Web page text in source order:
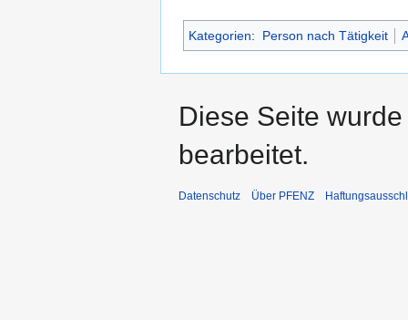
Kategorien: Person nach Tätigkeit
Diese Seite
bearbeitet.
Datenschutz Über PFENZ